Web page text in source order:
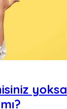
yoksa